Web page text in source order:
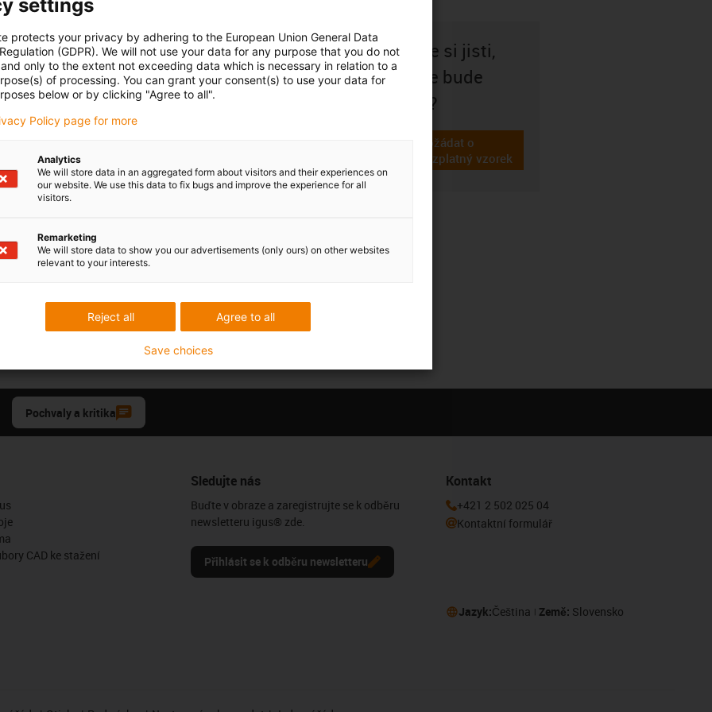
Soubory ke
stažení
and especially small radii in cleanroom with e-skin® flat
with small radii and restricted installation space
flat
medical cleanroom
in the sense of the standards for wires and cables. Due to
CFCLEAN, which provides mechanical protection for cables,
only permitted in e-skin® flat.
Nejste si jisti,
zda se bude
hodit?
igus-icon-gratismuster
Požádat o
bezplatný vzorek
Pochvaly a kritika
CAD ke stažení
Sledujte nás
Buďte v obraze a zaregistrujte se k odběru
newsletteru igus® zde.
Přihlásit se k odběru newsletteru
Kontakt
+421 2 502 025 04
Kontaktní formulář
Jazyk:Čeština Země: Slovensko
settings
protects your privacy by adhering to the European Union General Data
(GDPR). We will not use your data for any purpose that you do not
only to the extent not exceeding data which is necessary in relation to a
of processing. You can grant your consent(s) to use your data for
below or by clicking "Agree to all".
Policy page for more
Analytics
We will store data in an aggregated form about visitors and their experiences on
our website. We use this data to fix bugs and improve the experience for all
visitors.
Remarketing
We will store data to show you our advertisements (only ours) on other websites
relevant to your interests.
Agree to all
Reject all
Save choices